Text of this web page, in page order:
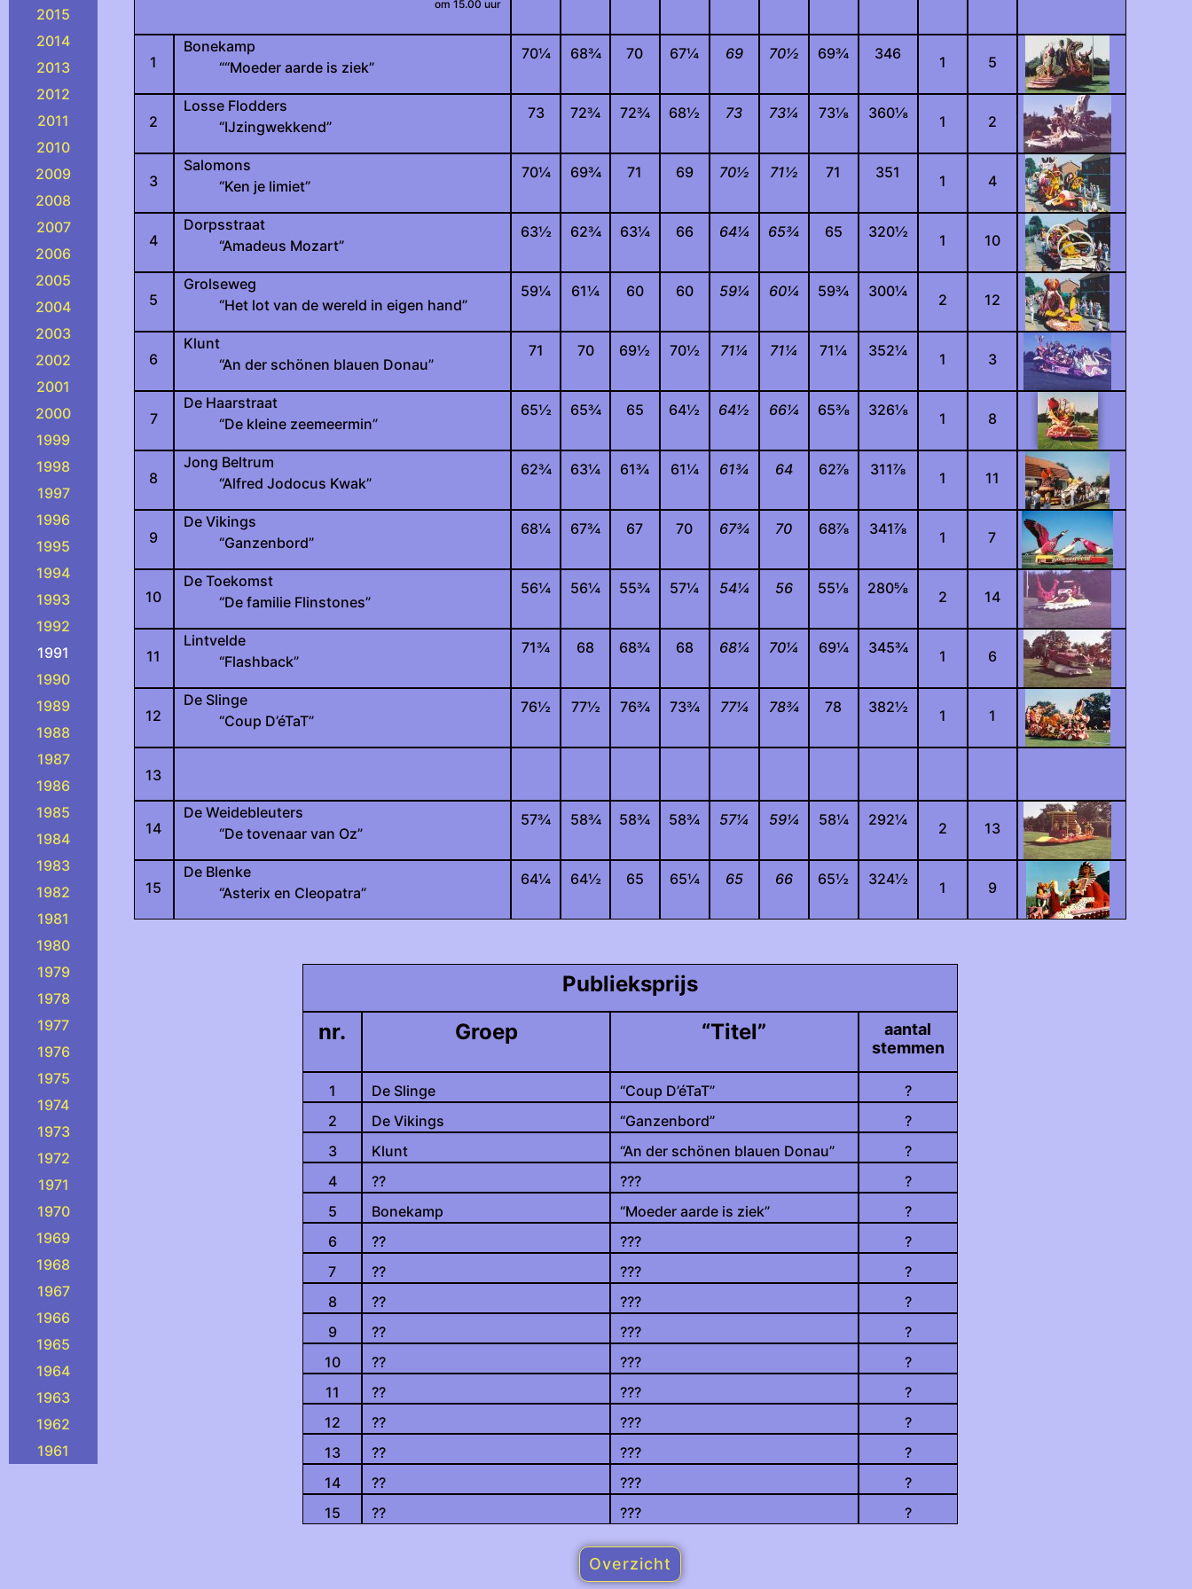
2015
2014
2013
2012
2011
2010
2009
2008
2007
2006
2005
2004
2003
2002
2001
2000
1999
1998
1997
1996
1995
1994
1993
1992
1991
1990
1989
1988
1987
1986
1985
1984
1983
1982
1981
1980
1979
1978
1977
1976
1975
1974
1973
1972
1971
1970
1969
1968
1967
1966
1965
1964
1963
1962
1961
om 15.00 uur
1
Bonekamp
““Moeder aarde is ziek”
70¼ 68¾ 70 67¼ 69 70½ 69¾ 346 1 5
2
Losse Flodders
“IJzingwekkend”
73 72¾ 72¾ 68½ 73 73¼ 73⅛ 360⅛ 1 2
3
Salomons
“Ken je limiet”
70¼ 69¾ 71 69 70½ 71½ 71 351 1 4
4
Dorpsstraat
“Amadeus Mozart”
63½ 62¾ 63¼ 66 64¼ 65¾ 65 320½ 1 10
5
Grolseweg
“Het lot van de wereld in eigen hand”
59¼ 61¼ 60 60 59¼ 60¼ 59¾ 300¼ 2 12
6
Klunt
“An der schönen blauen Donau”
71 70 69½ 70½ 71¼ 71¼ 71¼ 352¼ 1 3
7
De Haarstraat
“De kleine zeemeermin”
65½ 65¾ 65 64½ 64½ 66¼ 65⅜ 326⅛ 1 8
8
Jong Beltrum
“Alfred Jodocus Kwak”
62¾ 63¼ 61¾ 61¼ 61¾ 64 62⅞ 311⅞ 1 11
9
De Vikings
“Ganzenbord”
68¼ 67¾ 67 70 67¾ 70 68⅞ 341⅞ 1 7
10
De Toekomst
“De familie Flinstones”
56¼ 56¼ 55¾ 57¼ 54¼ 56 55⅛ 280⅝ 2 14
11
Lintvelde
“Flashback”
71¾ 68 68¾ 68 68¼ 70¼ 69¼ 345¾ 1 6
12
De Slinge
“Coup D’éTaT”
76½ 77½ 76¾ 73¾ 77¼ 78¾ 78 382½ 1 1
13
14
De Weidebleuters
“De tovenaar van Oz”
57¾ 58¾ 58¾ 58¾ 57¼ 59¼ 58¼ 292¼ 2 13
15
De Blenke
“Asterix en Cleopatra”
64¼ 64½ 65 65¼ 65 66 65½ 324½ 1 9
Publieksprijs
nr.
Groep “Titel”
aantal
stemmen
1 De Slinge “Coup D’éTaT”
?
2
De Vikings “Ganzenbord”
?
3
Klunt “An der schönen blauen Donau”
?
4
?? ???
?
5
Bonekamp “Moeder aarde is ziek”
?
6
?? ???
?
7
?? ???
?
8
?? ???
?
9
?? ???
?
10
?? ???
?
11
?? ???
?
12
?? ???
?
13
?? ???
?
14
?? ???
?
15
?? ??? ?
Overzicht